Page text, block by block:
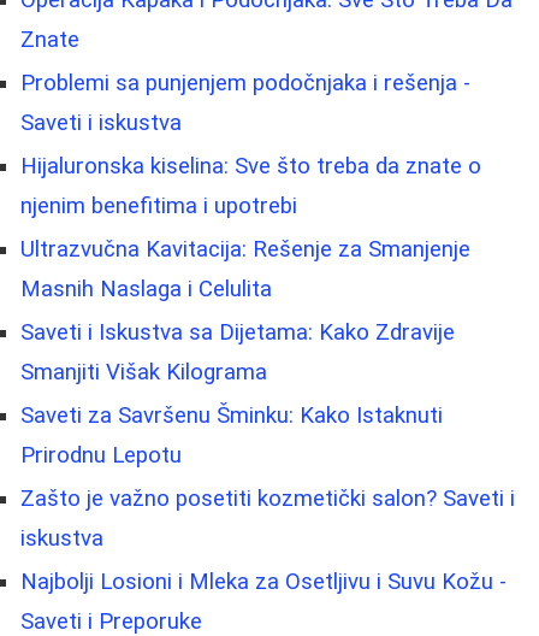
Znate
Problemi sa punjenjem podočnjaka i rešenja -
Saveti i iskustva
Hijaluronska kiselina: Sve što treba da znate o
njenim benefitima i upotrebi
Ultrazvučna Kavitacija: Rešenje za Smanjenje
Masnih Naslaga i Celulita
Saveti i Iskustva sa Dijetama: Kako Zdravije
Smanjiti Višak Kilograma
Saveti za Savršenu Šminku: Kako Istaknuti
Prirodnu Lepotu
Zašto je važno posetiti kozmetički salon? Saveti i
iskustva
Najbolji Losioni i Mleka za Osetljivu i Suvu Kožu -
Saveti i Preporuke